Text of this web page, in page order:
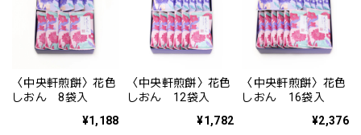
〈中央軒煎餅〉花色
しおん 8袋入
¥1,188
〈中央軒煎餅〉花色
しおん 12袋入
¥1,782
〈中央軒煎餅〉花色
しおん 16袋入
¥2,376